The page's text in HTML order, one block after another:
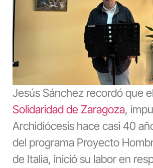
Jesús Sánchez recordó que el
Solidaridad de Zaragoza,
Archidiócesis hace casi 40
del programa Proyecto
de Italia, inició su labor en